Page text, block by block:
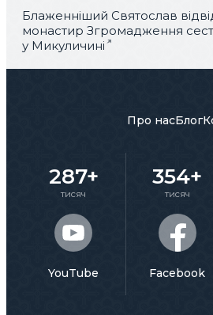
Блаженніший Святослав
монастир Згромадження
у Микуличині
Про насБлог
287+
тисяч
YouTube
354+
тисяч
Facebook